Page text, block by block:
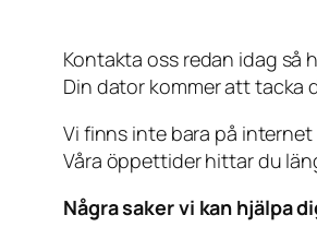
Kontakta oss redan idag så
Din dator kommer att tacka
Vi finns inte bara på internet
Våra öppettider hittar du
Några saker vi kan hjälpa